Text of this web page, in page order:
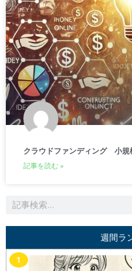
クラウドファンディング 小規
記事を読む »
検
週間ラ
1